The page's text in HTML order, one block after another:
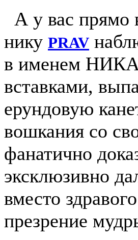
А у вас прямо
нику PRAV
в именем НИКА
вставками,
ерундовую
вошкания со
фанатично
эксклюзивно
вместо
презрение